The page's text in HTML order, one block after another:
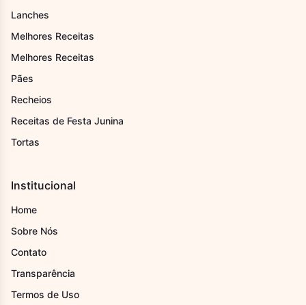
Lanches
Melhores Receitas
Melhores Receitas
Pães
Recheios
Receitas de Festa Junina
Tortas
Institucional
Home
Sobre Nós
Contato
Transparência
Termos de Uso